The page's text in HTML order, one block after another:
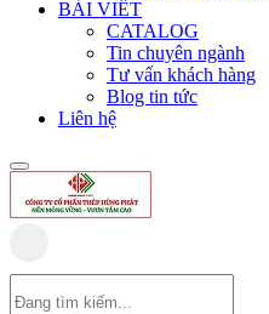
BÀI VIẾT
CATALOG
Tin chuyên ngành
Tư vấn khách hàng
Blog tin tức
Liên hệ